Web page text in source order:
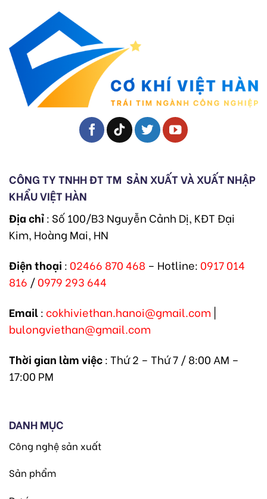
CÔNG TY TNHH ĐT TM SẢN XUẤT VÀ XUẤT NHẬP
KHẨU VIỆT HÀN
Địa chỉ: Số 100/B3 Nguyễn Cảnh Dị, KĐT Đại
Kim, Hoàng Mai, HN
Điện thoại : 02466 870 468 – Hotline: 0917 014
816 /0979 293 644
Email: cokhiviethan.hanoi@gmail.com |
bulongviethan@gmail.com
Thời gian làm việc: Thứ 2 – Thứ 7 / 8:00 AM –
17:00 PM
DANH MỤC
Công nghệ sản xuất
Sản phẩm